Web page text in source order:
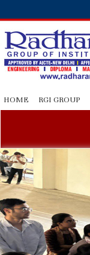
HOME RGI GROUP